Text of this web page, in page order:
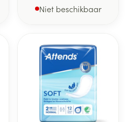
Niet beschikbaar